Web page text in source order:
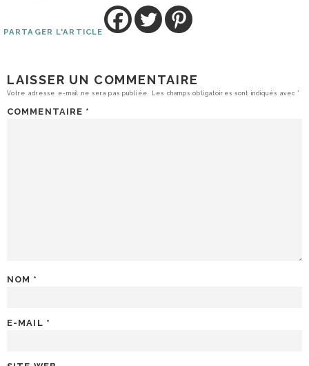
PARTAGER L'ARTICLE
LAISSER UN COMMENTAIRE
Votre adresse e-mail ne sera pas publiée. Les champs obligatoires sont indiqués avec*
COMMENTAIRE *
NOM *
E-MAIL *